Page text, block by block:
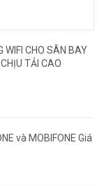
WIFI CHO SÂN BAY
TẢI CAO
và MOBIFONE Giá